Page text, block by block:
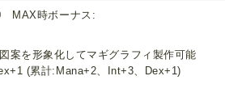
MAX時ボーナス:
案を形象化してマギグラフィ製作可能
(累計:Mana+2、Int+3、Dex+1)